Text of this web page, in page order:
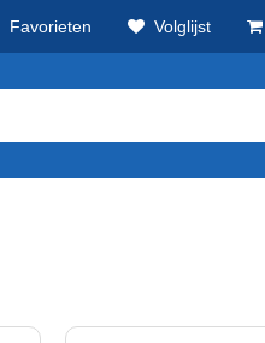
Favorieten Volglijst